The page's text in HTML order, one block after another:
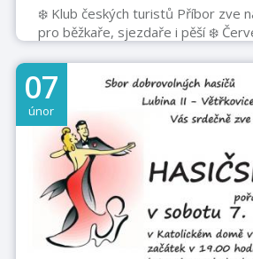
❄️ Klub českých turistů Příbor zve
pro běžkaře, sjezdaře i pěší ❄️
1️⃣ Pěší trasa: Červenohorské
studánka (po červené 7,5 km)
Šerák (po červené 18 km)
chata Švýcárna (červená 12 km)
trasy až na Ovčárnu a zpět. 3️⃣
07
únor